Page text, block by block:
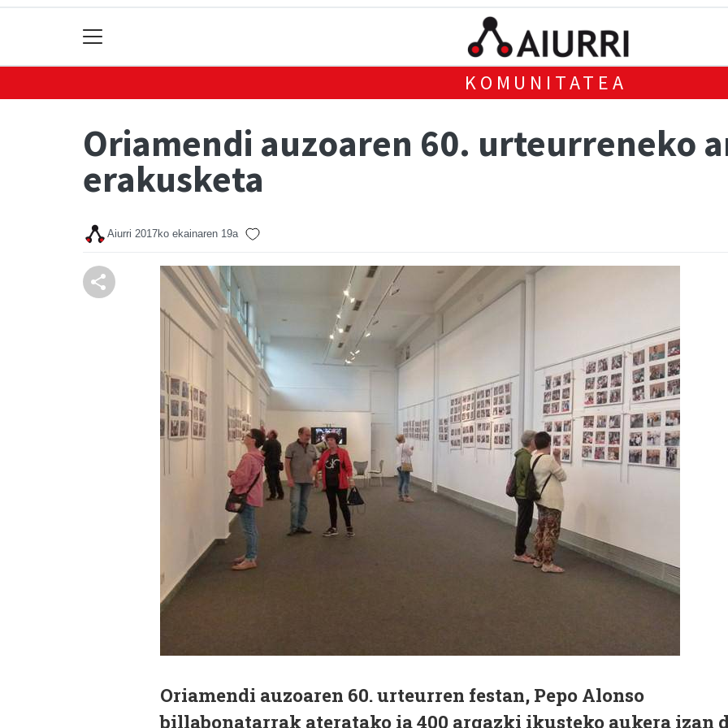
KOMUNITATEA
Oriamendi auzoaren 60. urteurreneko
erakusketa
Aiurri 2017ko ekainaren 19a
Oriamendi auzoaren 60. urteurren festan, Pepo Alonso
billabonatarrak ateratako ia 400 argazki ikusteko aukera izan